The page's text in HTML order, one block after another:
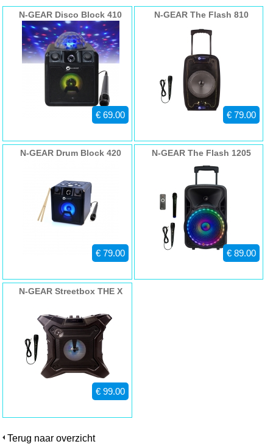
MicroSD/TF MP3
Afmetingen: 400 x 160x 280 mm
Netto gewicht 2200gr
- EAN code: 7109613561533
N-GEAR Disco Block 410
€ 69.00
N-GEAR The Flash 810
€ 79.00
N-GEAR Drum Block 420
€ 79.00
N-GEAR The Flash 1205
€ 89.00
N-GEAR Streetbox THE X
€ 99.00
Terug naar overzicht